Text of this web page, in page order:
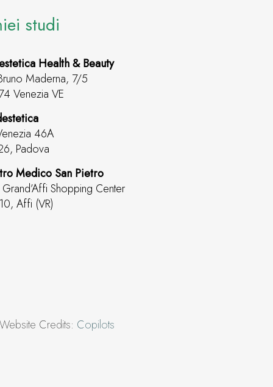
studi
Health & Beauty
Maderna, 7/5
Venezia VE
46A
Padova
Medico San Pietro
Grand’Affi Shopping Center
Affi (VR)
Credits: Copilots